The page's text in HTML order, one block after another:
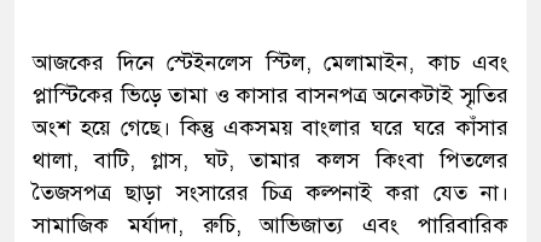
আজকের দিনে স্টেইনলেস স্টিল, মেলামাইন, কাচ এবং
প্লাস্টিকের ভিড়ে তামা ও কাসার বাসনপত্র অনেকটাই স্মৃতির
অংশ হয়ে গেছে। কিন্তু একসময় বাংলার ঘরে ঘরে কাঁসার
থালা, বাটি, গ্লাস, ঘট, তামার কলস কিংবা পিতলের
তৈজসপত্র ছাড়া সংসারের চিত্র কল্পনাই করা যেত না।
সামাজিক মর্যাদা, রুচি, আভিজাত্য এবং পারিবারিক